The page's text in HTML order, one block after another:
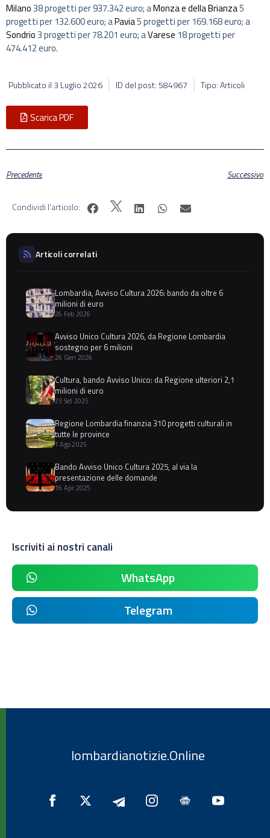
Milano38 progetti per 937.342 euro; aMonza e della Brianza5
progetti per 132.600 euro; aPavia5 progetti per 169.168 euro; a
Sondrio3 progetti per 78.201 euro; aVarese 18 progetti per
474.412 euro.
Pubblicato il 3 Luglio 2026 ID del post: 584967 Tipo: Articoli
Scarica PDF
Precedente Successivo
Condividi l'articolo:
Articoli correlati
Lombardia, Avviso Cultura 2026: bando da oltre 6
milioni di euro
26 Feb 2026
Avviso Unico Cultura 2026, da Regione Lombardia
sostegno per 6 milioni
26 Gen 2026
Cultura, bando Avviso Unico: da Regione ulteriori 2,1
milioni di euro
23 Set 2025
Regione Lombardia finanzia 310 progetti culturali in
tutte le province
1 Ago 2025
Bando Avviso Unico Cultura 2025, al via la
presentazione delle domande
16 Apr 2025
Iscriviti ai nostri canali
WhatsApp
Telegram
lombardianotizie.Online